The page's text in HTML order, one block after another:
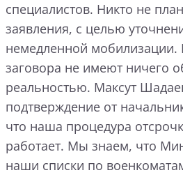
специалистов. Никто не
заявления, с целью
немедленной
заговора не имеют ничего
реальностью. Максут
подтверждение от
что наша процедура
работает. Мы знаем, что
наши списки по